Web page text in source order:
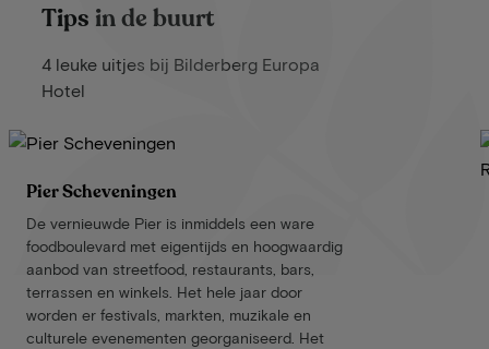
Tips in de buurt
4 leuke uitjes bij Bilderberg Europa
Hotel
Pier Scheveningen
De vernieuwde Pier is inmiddels een ware
foodboulevard met eigentijds en hoogwaardig
aanbod van streetfood, restaurants, bars,
terrassen en winkels. Het hele jaar door
worden er festivals, markten, muzikale en
culturele evenementen georganiseerd. Het